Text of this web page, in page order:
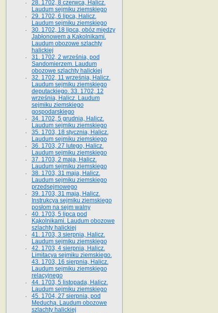
28. 1702, 8 czerwca, Halicz.
Laudum sejmiku ziemskiego
29. 1702, 6 lipca, Halicz.
Laudum sejmiku ziemskiego
30. 1702, 18 lipca, obóz między
Jabłonowem a Kąkolnikami.
Laudum obozowe szlachty
halickiej
31. 1702, 2 września, pod
Sandomierzem. Laudum
obozowe szlachty halickiej
32. 1702, 11 września, Halicz.
Laudum sejmiku ziemskiego
deputackiego. 33. 1702, 12
września, Halicz. Laudum
sejmiku ziemskiego
gospodarskiego
34. 1702, 5 grudnia, Halicz.
Laudum sejmiku ziemskiego
35. 1703, 18 stycznia, Halicz.
Laudum sejmiku ziemskiego
36. 1703, 27 lutego, Halicz.
Laudum sejmiku ziemskiego
37. 1703, 2 maja, Halicz.
Laudum sejmiku ziemskiego
38. 1703, 31 maja, Halicz.
Laudum sejmiku ziemskiego
przedsejmowego
39. 1703, 31 maja, Halicz.
Instrukcya sejmiku ziemskiego
posłom na sejm walny
40. 1703, 5 lipca pod
Kąkolnikami. Laudum obozowe
szlachty halickiej
41­. 1703, 3 sierpnia, Halicz.
Laudum sejmiku ziemskiego
42. 1703, 4 sierpnia, Halicz.
Limitacya sejmiku ziemskiego.
43. 1703, 16 sierpnia, Halicz.
Laudum sejmiku ziemskiego
relacyjnego
44. 1703, 5 listopada, Halicz.
Laudum sejmiku ziemskiego
45. 1704, 27 sierpnia, pod
Meduchą. Laudum obozowe
szlachty halickiej